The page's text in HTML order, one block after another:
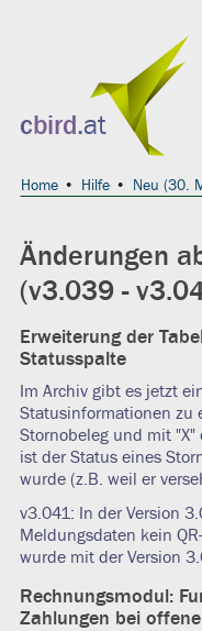
cbird.at
Home Hilfe Neu (30.
Änderungen
(v3.039 -
Erweiterung der
Statusspalte
Im Archiv gibt es jetzt
Statusinformationen zu
Stornobeleg und mit "X"
ist der Status eines
wurde (z.B. weil er
v3.041: In der Version
Meldungsdaten kein
wurde mit der Version
Rechnungsmodul:
Zahlungen bei